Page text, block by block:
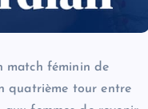
match féminin de
quatrième tour entre